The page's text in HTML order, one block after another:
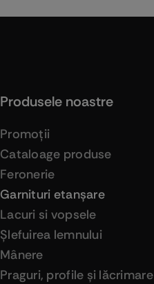
Produsele noastre
Promoţii
Cataloage produse
Feronerie
Garnituri etanşare
Lacuri si vopsele
Şlefuirea lemnului
Mânere
Praguri, profile şi lăcrimare